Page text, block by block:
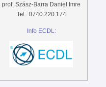
prof. Szász-Barra Daniel Imre
Tel.: 0740.220.174
Info ECDL: